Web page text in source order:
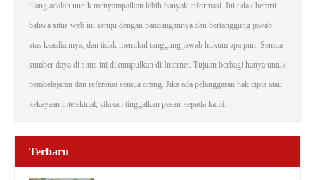
ulang adalah untuk menyampaikan lebih banyak informasi. Ini tidak berarti
bahwa situs web ini setuju dengan pandangannya dan bertanggung jawab
atas keasliannya, dan tidak memikul tanggung jawab hukum apa pun. Semua
sumber daya di situs ini dikumpulkan di Internet. Tujuan berbagi hanya untuk
pembelajaran dan referensi semua orang. Jika ada pelanggaran hak cipta atau
kekayaan intelektual, silakan tinggalkan pesan kepada kami.
Terbaru